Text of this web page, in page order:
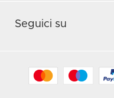
Seguici su